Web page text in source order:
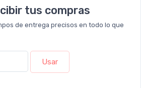
tus compras
de entrega precisos en todo lo que
Usar
COMBO